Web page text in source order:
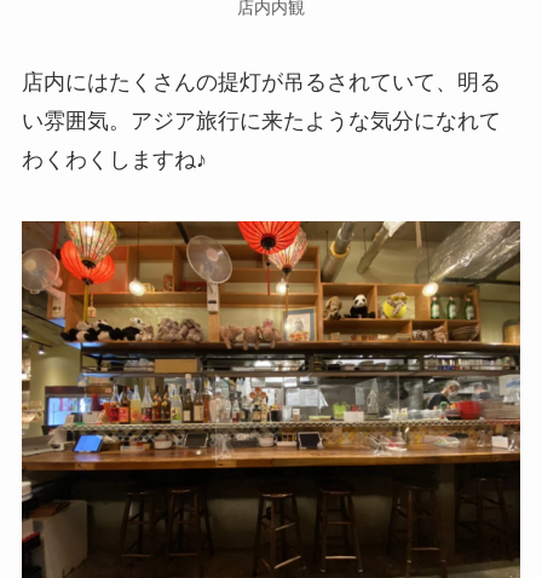
店内内観
店内にはたくさんの提灯が吊るされていて、明る
い雰囲気。アジア旅行に来たような気分になれて
わくわくしますね♪